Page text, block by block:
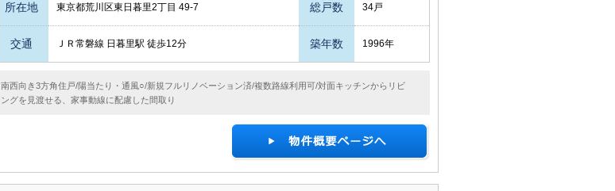
所在地 東京都荒川区東日暮里2丁目 49-7 総戸数 34戸
交通 ＪＲ常磐線 日暮里駅 徒歩12分 築年数 1996年
南西向き3方角住戸/陽当たり・通風○/新規フルリノベーション済/複数路線利用可/対面キッチンからリビ
ングを見渡せる、家事動線に配慮した間取り